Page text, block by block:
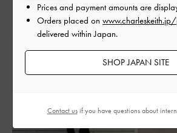
Prices and payment amounts are
Orders placed on
delivered within Japan.
SHOP JAPAN SITE
Contact usif you have questions about